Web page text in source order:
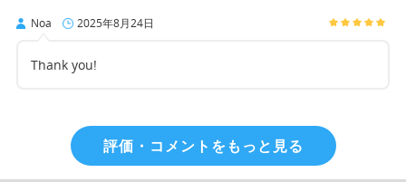
Noa 2025年8月24日
Thank you!
評価・コメントをもっと見る